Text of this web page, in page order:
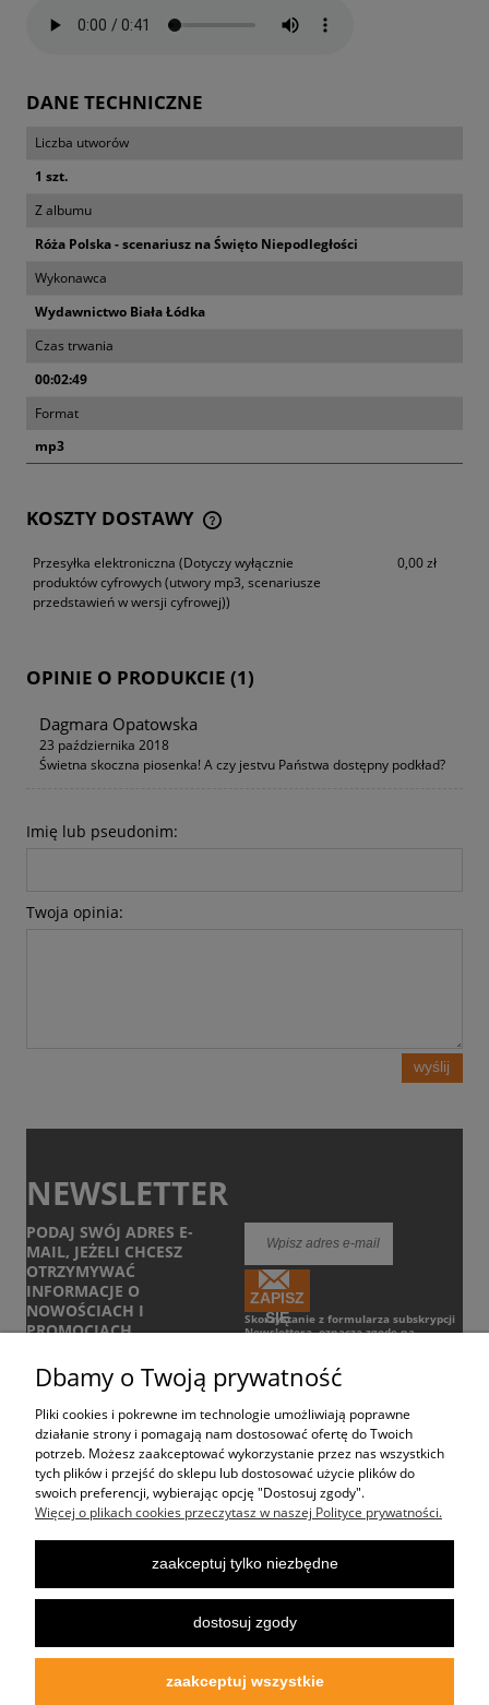
DANE TECHNICZNE
Liczba utworów
1 szt.
Z albumu
Róża Polska - scenariusz na Święto Niepodległości
Wykonawca
Wydawnictwo Biała Łódka
Czas trwania
00:02:49
Format
mp3
KOSZTY DOSTAWY
CENA NIE ZAWIERA EWENTUALNYCH KOSZTÓW
Przesyłka elektroniczna (Dotyczy wyłącznie
produktów cyfrowych (utwory mp3, scenariusze
przedstawień w wersji cyfrowej))
0,00 zł
OPINIE O PRODUKCIE (1)
Dagmara Opatowska
23 października 2018
Świetna skoczna piosenka! A czy jestvu Państwa dostępny podkład?
Imię lub pseudonim:
Twoja opinia:
wyślij
NEWSLETTER
PODAJ SWÓJ ADRES E-
MAIL, JEŻELI CHCESZ
OTRZYMYWAĆ
INFORMACJE O
NOWOŚCIACH I
PROMOCJACH.
ZAPISZ
SIĘ
Skorzystanie z formularza subskrypcji
Newslettera, oznacza zgodę na
POMOC
DOSTAWA
REKLAMACJE I ZWROTY
O FIRMIE
Dbamy o Twoją prywatność
Pliki cookies i pokrewne im technologie umożliwiają poprawne
działanie strony i pomagają nam dostosować ofertę do Twoich
potrzeb. Możesz zaakceptować wykorzystanie przez nas wszystkich
tych plików i przejść do sklepu lub dostosować użycie plików do
swoich preferencji, wybierając opcję "Dostosuj zgody".
Więcej o plikach cookies przeczytasz w naszej Polityce prywatności.
zaakceptuj tylko niezbędne
dostosuj zgody
zaakceptuj wszystkie